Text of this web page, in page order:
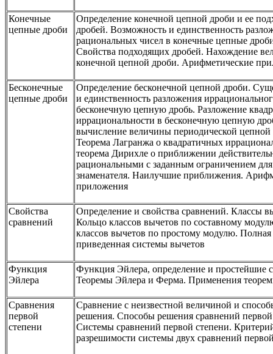
Конечные
цепные дроби
Определение конечной цепной дроби и ее
дробей. Возможность и единственность
рациональных чисел в конечные цепные
Свойства подходящих дробей. Нахождение
конечной цепной дроби. Арифметические
Бесконечные
цепные дроби
Определение бесконечной цепной дроби.
и единственность разложения
бесконечную цепную дробь. Разложение
иррациональности в бесконечную цепную
вычисление величины периодической цепной
Теорема Лагранжа о квадратичных
теорема Дирихле о приближении
рациональными с заданным ограничением для
знаменателя. Наилучшие приближения.
приложения
Свойства
сравнений
Определение и свойства сравнений. Классы
Кольцо классов вычетов по составному
классов вычетов по простому модулю.
приведенная системы вычетов
Функция
Эйлера
Функция Эйлера, определение и простейшие
Теоремы Эйлера и Ферма. Применения
Сравнения
первой
степени
Сравнение с неизвестной величиной и
решения. Способы решения сравнений первой
Системы сравнений первой степени.
разрешимости системы двух сравнений